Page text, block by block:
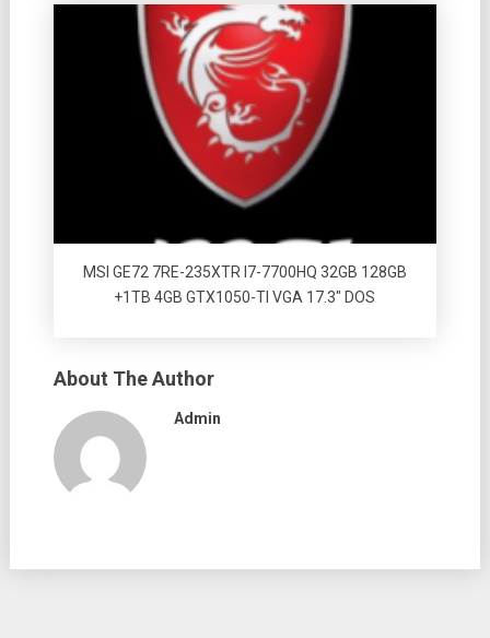
MSI GE72 7RE-235XTR I7-7700HQ 32GB 128GB
+1TB 4GB GTX1050-TI VGA 17.3″ DOS
About The Author
Admin